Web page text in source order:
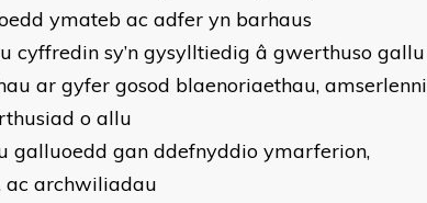
ymateb ac adfer yn barhaus
cyffredin sy’n gysylltiedig â gwerthuso gallu
ar gyfer gosod blaenoriaethau, amserlenni
o allu
galluoedd gan ddefnyddio ymarferion,
ac archwiliadau